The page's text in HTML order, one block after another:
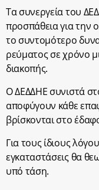
Τα συνεργεία του
προσπάθεια για την
το συντομότερο
ρεύματος σε χρόνο
διακοπής.
Ο ΔΕΔΔΗΕ συνιστά
αποφύγουν κάθε
βρίσκονται στο
Για τους ίδιους
εγκαταστάσεις θα
υπό τάση.